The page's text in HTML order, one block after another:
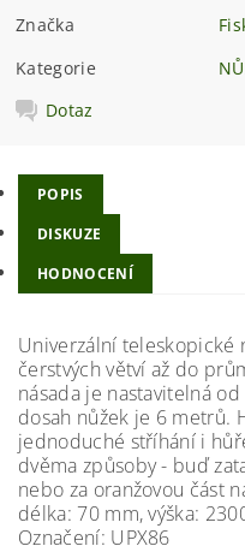
Značka
Kategorie
Dotaz
POPIS
DISKUZE
HODNOCENÍ
Univerzální teleskopické
čerstvých větví až do
násada je nastavitelná
dosah nůžek je 6 metrů.
jednoduché stříhání i
dvěma způsoby - buď
nebo za oranžovou část
délka: 70 mm, výška:
Označení: UPX86